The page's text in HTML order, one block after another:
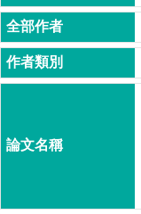
告
本
所
簡
本
所